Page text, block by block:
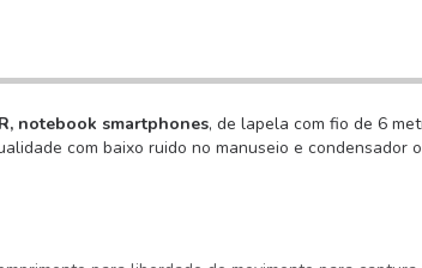
notebook smartphones, de lapela com fio de 6
com baixo ruido no manuseio e